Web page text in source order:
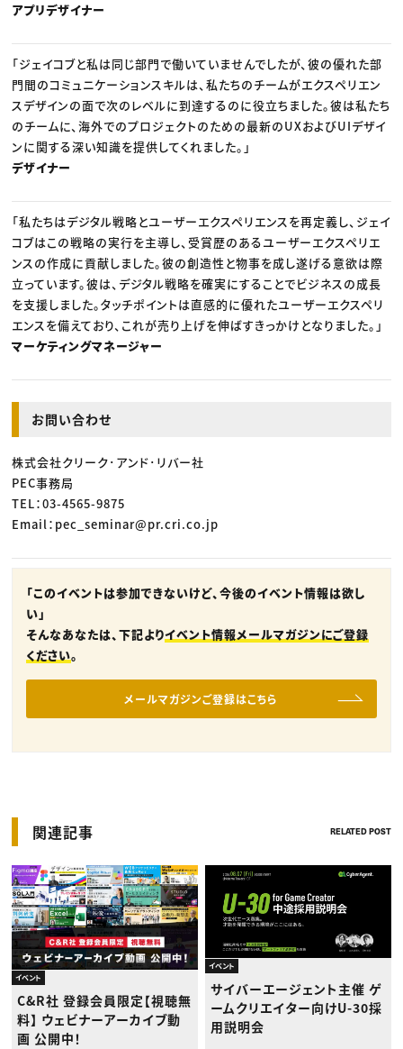
アプリデザイナー
「ジェイコブと私は同じ部門で働いていませんでしたが、彼の優れた部
門間のコミュニケーションスキルは、私たちのチームがエクスペリエン
スデザインの面で次のレベルに到達するのに役立ちました。彼は私たち
のチームに、海外でのプロジェクトのための最新のUXおよびUIデザイ
ンに関する深い知識を提供してくれました。」
デザイナー
「私たちはデジタル戦略とユーザーエクスペリエンスを再定義し、ジェイ
コブはこの戦略の実行を主導し、受賞歴のあるユーザーエクスペリエ
ンスの作成に貢献しました。彼の創造性と物事を成し遂げる意欲は際
立っています。彼は、デジタル戦略を確実にすることでビジネスの成長
を支援しました。タッチポイントは直感的に優れたユーザーエクスペリ
エンスを備えており、これが売り上げを伸ばすきっかけとなりました。」
マーケティングマネージャー
お問い合わせ
株式会社クリーク･アンド･リバー社
PEC事務局
TEL：03-4565-9875
Email：pec_seminar@pr.cri.co.jp
「このイベントは参加できないけど、今後のイベント情報は欲し
い」
そんなあなたは、下記よりイベント情報メールマガジンにご登録
ください。
メールマガジンご登録はこちら
関連記事 RELATED POST
イベント
C&R社 登録会員限定【視聴無
料】 ウェビナーアーカイブ動
画 公開中！
イベント
サイバーエージェント主催 ゲ
ームクリエイター向けU-30採
用説明会